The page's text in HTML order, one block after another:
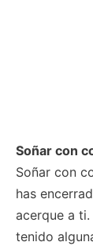
Soñar con
Soñar con
has
acerque a
tenido